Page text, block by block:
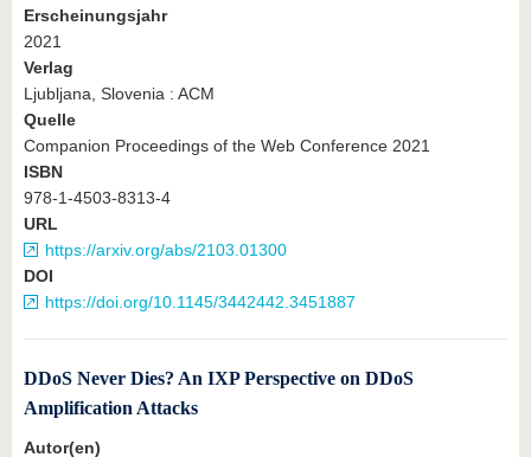
Erscheinungsjahr
2021
Verlag
Ljubljana, Slovenia : ACM
Quelle
Companion Proceedings of the Web Conference 2021
ISBN
978-1-4503-8313-4
URL
https://arxiv.org/abs/2103.01300
DOI
https://doi.org/10.1145/3442442.3451887
DDoS Never Dies? An IXP Perspective on DDoS
Amplification Attacks
Autor(en)